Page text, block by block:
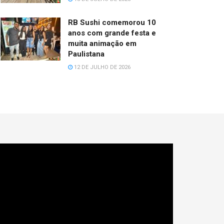
RB Sushi comemorou 10
anos com grande festa e
muita animação em
Paulistana
12 DE JULHO DE 2026